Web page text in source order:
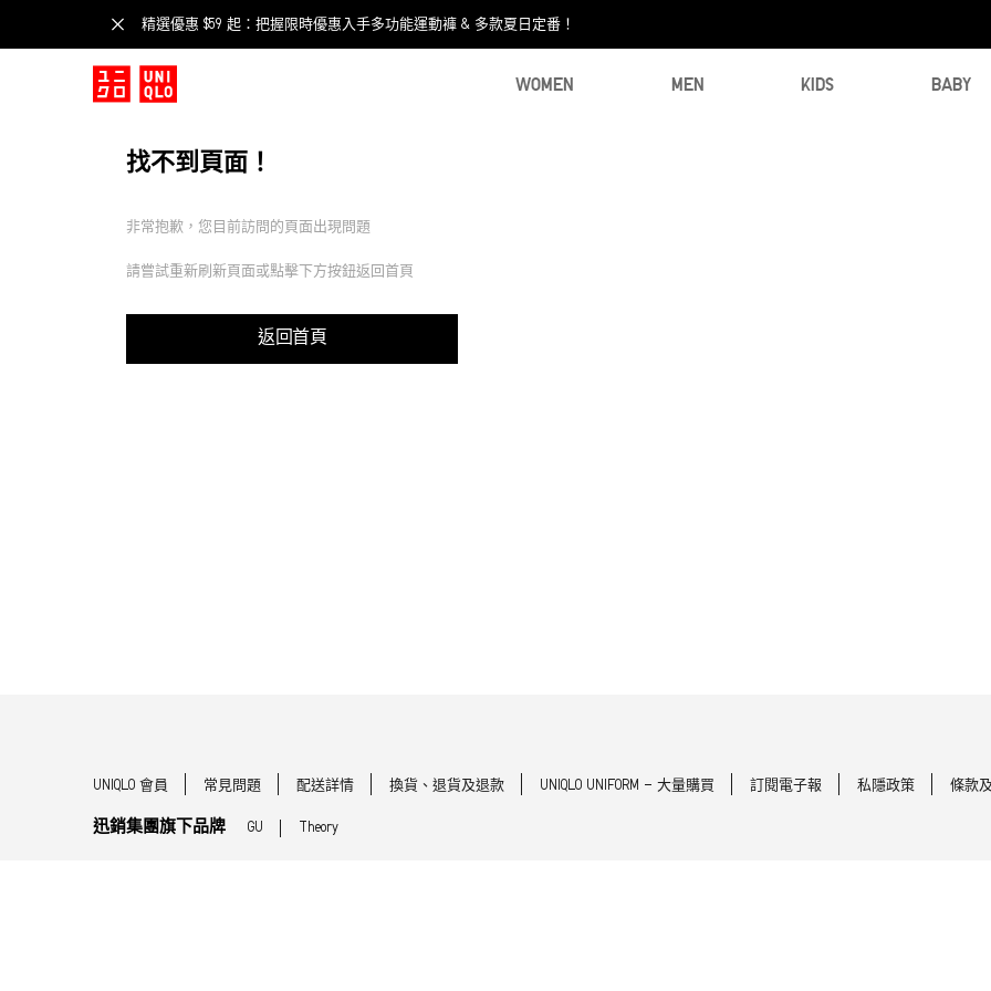
精選優惠 $59 起：把握限時優惠入手多功能運動褲 & 多款夏日定番！​
WOMEN MEN KIDS BABY
找不到頁面！
非常抱歉，您目前訪問的頁面出現問題
請嘗試重新刷新頁面或點擊下方按鈕返回首頁
返回首頁
UNIQLO 會員 常見問題 配送詳情 換貨、退貨及退款 UNIQLO UNIFORM - 大量購買 訂閱電子報 私隱政策 條款
迅銷集團旗下品牌 GU Theory